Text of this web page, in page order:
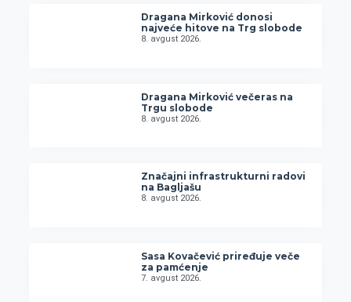
Dragana Mirković donosi
najveće hitove na Trg slobode
8. avgust 2026.
Dragana Mirković večeras na
Trgu slobode
8. avgust 2026.
Značajni infrastrukturni radovi
na Bagljašu
8. avgust 2026.
Sasa Kovačević priređuje veče
za pamćenje
7. avgust 2026.